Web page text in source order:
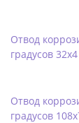
Отвод
градусов
Отвод
градусов